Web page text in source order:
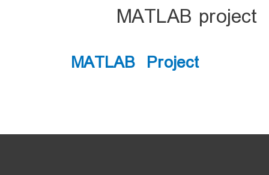
MATLAB project
MATLAB Project